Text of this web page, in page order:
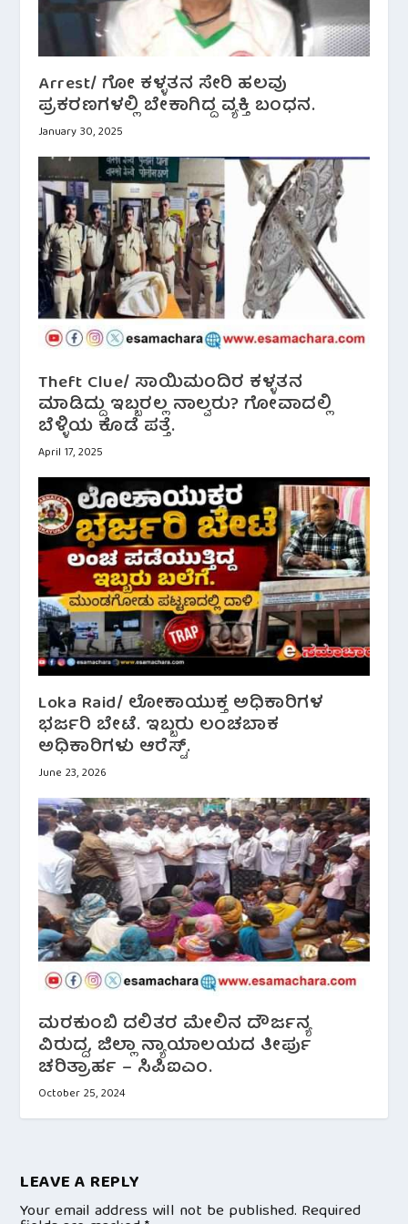
Arrest/ ಗೋ ಕಳ್ಳತನ ಸೇರಿ ಹಲವು
ಪ್ರಕರಣಗಳಲ್ಲಿ ಬೇಕಾಗಿದ್ದ ವ್ಯಕ್ತಿ ಬಂಧನ.
January 30, 2025
Theft Clue/ ಸಾಯಿಮಂದಿರ ಕಳ್ಳತನ
ಮಾಡಿದ್ದು ಇಬ್ಬರಲ್ಲ ನಾಲ್ವರು? ಗೋವಾದಲ್ಲಿ
ಬೆಳ್ಳಿಯ ಕೊಡೆ ಪತ್ತೆ.
April 17, 2025
Loka Raid/ ಲೋಕಾಯುಕ್ತ ಅಧಿಕಾರಿಗಳ
ಭರ್ಜರಿ ಬೇಟೆ. ಇಬ್ಬರು ಲಂಚಬಾಕ
ಅಧಿಕಾರಿಗಳು ಆರೆಸ್ಟ್.
June 23, 2026
ಮರಕುಂಬಿ ದಲಿತರ ಮೇಲಿನ ದೌರ್ಜನ್ಯ
ವಿರುದ್ದ, ಜಿಲ್ಲಾ ನ್ಯಾಯಾಲಯದ ತೀರ್ಪು
ಚರಿತ್ರಾರ್ಹ – ಸಿಪಿಐಎಂ.
October 25, 2024
LEAVE A REPLY
Your email address will not be published. Required